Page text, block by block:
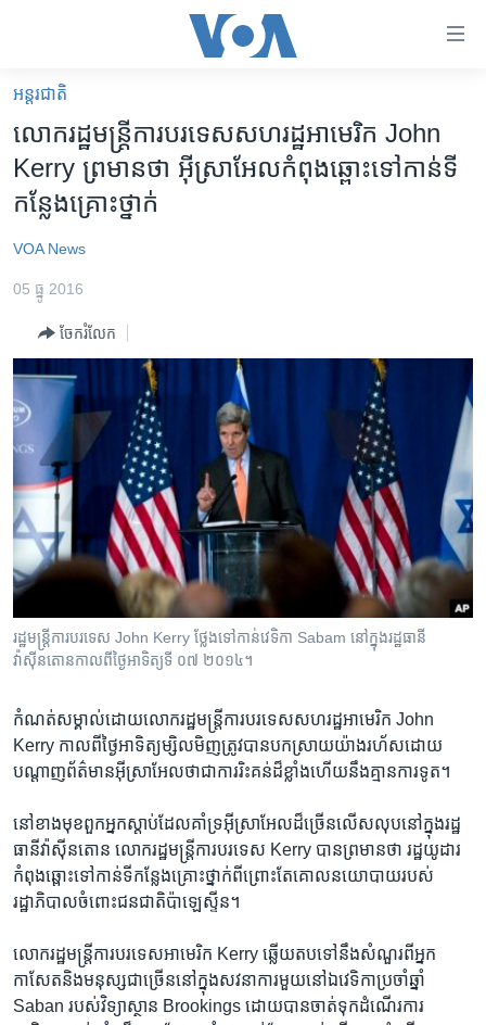
គេហទំព័រ​
ទាក់ទង
និង​
ចូល​
ទំព័រ​
ព័ត៌មាន​​
រំលង​
និង​
ចូល​
រចនា
សម្ព័ន្ធ​
រំលង​
និង​
ចូល​
ទៅ​
កាន់​
ទំព័រ​
រក
អាមេរិក
កម្ពុជាច្នៃប្រតិដ្ឋ
ព្រឹត្តិការណ៍ព័ត៌មាន
ទូរទស្សន៍ / វីដេអូ​
វិទ្យុ / ផតខាសថ៍
កម្មវិធីទាំងអស់
Khmer English
បណ្តាញ​សង្គម
អន្តរជាតិ
លោករដ្ឋ​មន្រ្តី​ការ​បរទេស​សហរដ្ឋ​អាមេរិក John
Kerry ​ព្រមាន​ថា ​អ៊ីស្រាអែល​កំពុង​ឆ្ពោះ​ទៅកាន់​ទី​
កន្លែង​គ្រោះ​ថ្នាក់
VOA News
05 ធ្នូ 2016
ចែករំលែក
រដ្ឋមន្រ្តី​ការបរទេស​ John Kerry ថ្លែង​ទៅកាន់​វេទិកា​ Sabam នៅ​ក្នុង​រដ្ឋធានី​
វ៉ាស៊ីនតោន​កាល​ពី​ថ្ងៃអាទិត្យទី ០៧ ២០១៤។
កំណត់​សម្គាល់​ដោយ​លោក​រដ្ឋ​មន្រ្តី​ការ​បរទេស​សហរដ្ឋ​អាមេរិក John
Kerry ​កាល​ពី​ថ្ងៃ​អាទិត្យ​ម្សិល​មិញ​ត្រូវ​បាន​បក​ស្រាយ​យ៉ាង​រហ័ស​ដោយ
បណ្តាញ​ព័ត៌មានអ៊ីស្រា​អែល​ថា​ជាការ​រិះគន់​ដ៏​ខ្លាំង​ហើយ​នឹង​គ្មានការ​ទូត។
នៅ​ខាងមុខ​ពួក​អ្នកស្តាប់​ដែល​គាំទ្រ​អ៊ីស្រាអែល​ដ៏​ច្រើន​លើស​លុប​នៅក្នុង​រដ្ឋ​
ធានី​វ៉ាស៊ីន​តោន ​លោករដ្ឋ​មន្រ្តី​ការបរទេស Kerry បាន​ព្រមាន​ថា ​រដ្ឋ​យូដារ
កំពុង​ឆ្ពោះ​ទៅកាន់​ទី​កន្លែង​គ្រោះ​ថ្នាក់​ពីព្រោះតែ​គោល​នយោបាយ​របស់​
រដ្ឋាភិបាល​ចំពោះ​ជន​ជាតិ​ប៉ាឡេស្ទីន។
លោករដ្ឋ​មន្រ្តីការ​បរទេស​អាមេរិក Kerry ឆ្លើយ​តប​ទៅ​នឹង​សំណួរ​ពី​អ្នក
កាសែត​និង​មនុស្ស​ជា​ច្រើន​នៅ​ក្នុង​សវនាការ​មួយ​នៅឯវេទិកា​ប្រចាំ​ឆ្នាំ
Saban របស់​វិទ្យា​ស្ថាន Brookings ​ដោយ​បាន​ចាត់​ទុក​ដំណើរការ​